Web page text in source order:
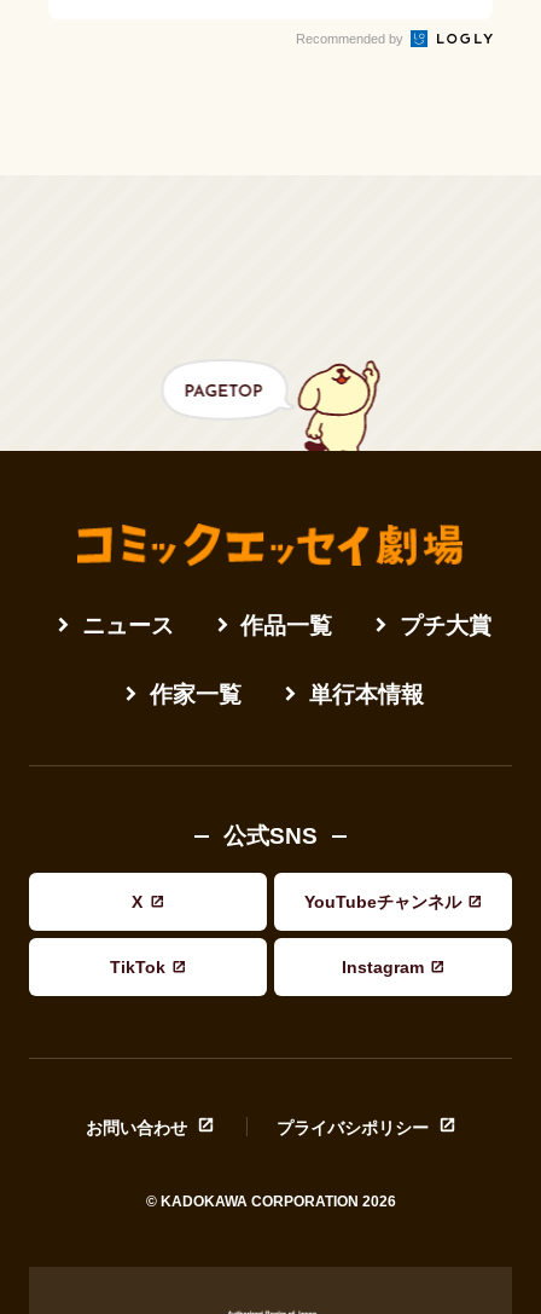
Recommended by
ニュース 作品一覧 プチ大賞
作家一覧 単行本情報
公式SNS
X YouTubeチャンネル
TikTok Instagram
お問い合わせ プライバシポリシー
© KADOKAWA CORPORATION 2026